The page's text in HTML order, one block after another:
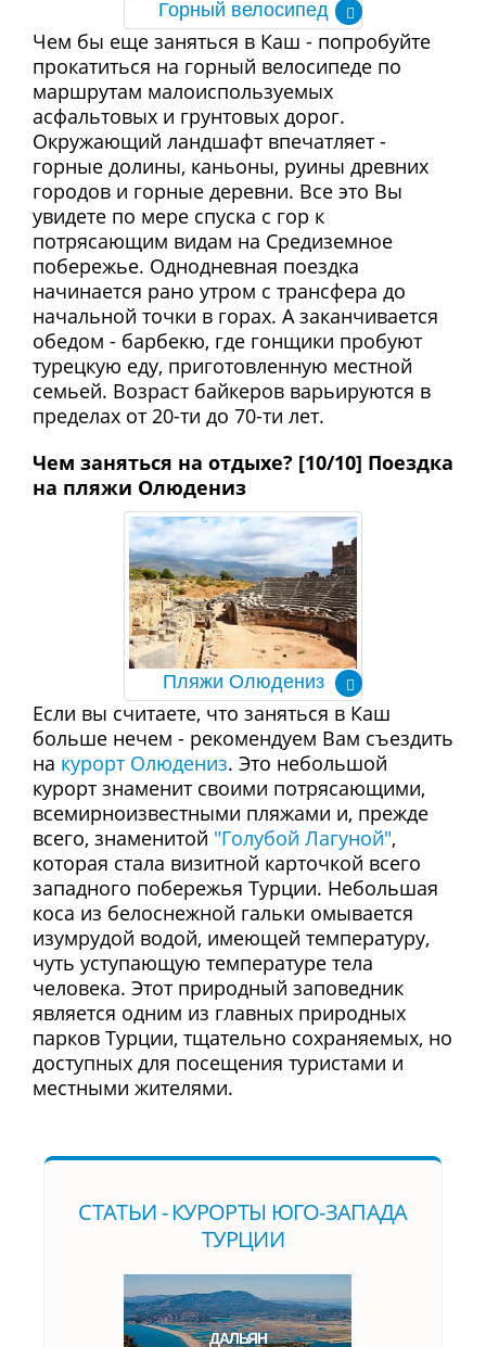
Горный велосипед
Чем бы еще заняться в Каш - попробуйте
прокатиться на горный велосипеде по
маршрутам малоиспользуемых
асфальтовых и грунтовых дорог.
Окружающий ландшафт впечатляет -
горные долины, каньоны, руины древних
городов и горные деревни. Все это Вы
увидете по мере спуска с гор к
потрясающим видам на Средиземное
побережье. Однодневная поездка
начинается рано утром с трансфера до
начальной точки в горах. А заканчивается
обедом - барбекю, где гонщики пробуют
турецкую еду, приготовленную местной
семьей. Возраст байкеров варьируются в
пределах от 20-ти до 70-ти лет.
Чем заняться на отдыхе? [10/10] Поездка
на пляжи Олюдениз
Пляжи Олюдениз
Если вы считаете, что заняться в Каш
больше нечем - рекомендуем Вам съездить
на курорт Олюдениз. Это небольшой
курорт знаменит своими потрясающими,
всемирноизвестными пляжами и, прежде
всего, знаменитой "Голубой Лагуной",
которая стала визитной карточкой всего
западного побережья Турции. Небольшая
коса из белоснежной гальки омывается
изумрудой водой, имеющей температуру,
чуть уступающую температуре тела
человека. Этот природный заповедник
является одним из главных природных
парков Турции, тщательно сохраняемых, но
доступных для посещения туристами и
местными жителями.
CТАТЬИ - КУРОРТЫ ЮГО-ЗАПАДА
ТУРЦИИ
ДАЛЬЯН